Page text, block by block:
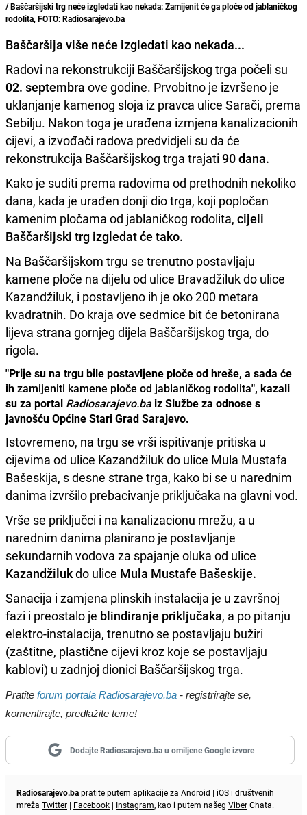
/ Baščaršijski trg neće izgledati kao nekada: Zamijenit će ga ploče od jablaničkog
rodolita, FOTO: Radiosarajevo.ba
Baščaršija više neće izgledati kao nekada...
Radovi na rekonstrukciji Baščaršijskog trga počeli su
02. septembra ove godine. Prvobitno je izvršeno je
uklanjanje kamenog sloja iz pravca ulice Sarači, prema
Sebilju. Nakon toga je urađena izmjena kanalizacionih
cijevi, a izvođači radova predvidjeli su da će
rekonstrukcija Baščaršijskog trga trajati 90 dana.
Kako je suditi prema radovima od prethodnih nekoliko
dana, kada je urađen donji dio trga, koji popločan
kamenim pločama od jablaničkog rodolita, cijeli
Baščaršijski trg izgledat će tako.
Na Baščaršijskom trgu se trenutno postavljaju
kamene ploče na dijelu od ulice Bravadžiluk do ulice
Kazandžiluk, i postavljeno ih je oko 200 metara
kvadratnih. Do kraja ove sedmice bit će betonirana
lijeva strana gornjeg dijela Baščaršijskog trga, do
rigola.
"Prije su na trgu bile postavljene ploče od hreše, a sada će
ihzamijeniti kamene ploče od jablaničkog rodolita", kazali
su za portal Radiosarajevo.baiz Službe za odnose s
javnošću Općine Stari Grad Sarajevo.
Istovremeno, na trgu se vrši ispitivanje pritiska u
cijevima od ulice Kazandžiluk do ulice Mula Mustafa
Bašeskija, s desne strane trga, kako bi se u narednim
danima izvršilo prebacivanje priključaka na glavni vod.
Vrše se priključci i na kanalizacionu mrežu, a u
narednim danima planirano je postavljanje
sekundarnih vodova za spajanje oluka od ulice
Kazandžilukdo ulice Mula Mustafe Bašeskije.
Sanacija i zamjena plinskih instalacija je u završnoj
fazi i preostalo je blindiranje priključaka, a po pitanju
elektro-instalacija, trenutno se postavljaju bužiri
(zaštitne, plastične cijevi kroz koje se postavljaju
kablovi) u zadnjoj dionici Baščaršijskog trga.
Pratite forum portala Radiosarajevo.ba - registrirajte se,
komentirajte, predlažite teme!
Dodajte Radiosarajevo.ba u omiljene Google izvore
Radiosarajevo.bapratite putem aplikacije za Android | iOS i društvenih
mreža Twitter | Facebook | Instagram, kao i putem našeg ViberChata.